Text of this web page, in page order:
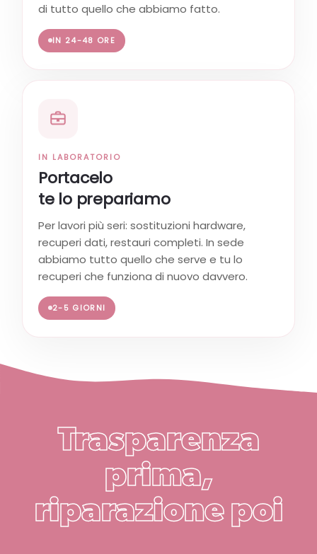
di tutto quello che abbiamo fatto.
IN 24-48 ORE
IN LABORATORIO
Portacelo
te lo prepariamo
Per lavori più seri: sostituzioni hardware,
recuperi dati, restauri completi. In sede
abbiamo tutto quello che serve e tu lo
recuperi che funziona di nuovo davvero.
2-5 GIORNI
Trasparenza
prima,
riparazione poi